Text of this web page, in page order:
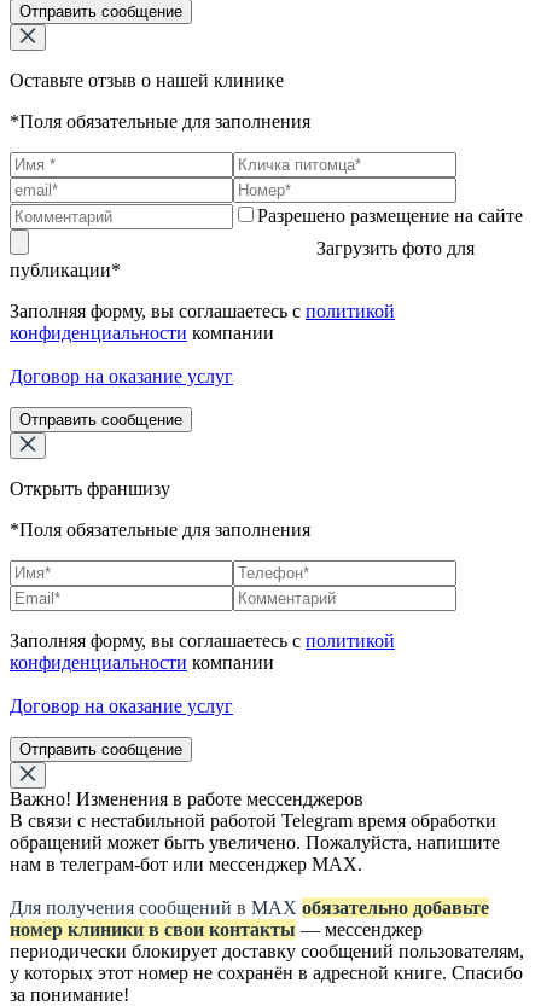
Отправить сообщение
Оставьте отзыв о нашей клинике
*Поля обязательные для заполнения
Разрешено размещение на сайте
Загрузить фото для
публикации*
Заполняя форму, вы соглашаетесь с политикой
конфиденциальности компании
Договор на оказание услуг
Отправить сообщение
Открыть франшизу
*Поля обязательные для заполнения
Заполняя форму, вы соглашаетесь с политикой
конфиденциальности компании
Договор на оказание услуг
Отправить сообщение
Важно! Изменения в работе мессенджеров
В связи с нестабильной работой Telegram время обработки
обращений может быть увеличено. Пожалуйста, напишите
нам в телеграм-бот или мессенджер МАХ.
Для получения сообщений в МАХ обязательно добавьте
номер клиники в свои контакты — мессенджер
периодически блокирует доставку сообщений пользователям,
у которых этот номер не сохранён в адресной книге. Спасибо
за понимание!